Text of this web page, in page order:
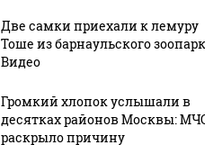
Где будет встреча
президентов США и
России: Европа?
Две самки приехали к лемуру
Тоше из барнаульского
Видео
Громкий хлопок услышали в
десятках районов Москвы:
раскрыло причину